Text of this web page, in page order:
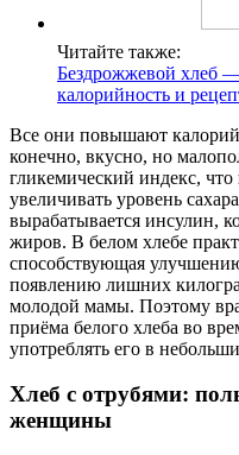
Читайте также:
Бездрожжевой хлеб
калорийность и
Все они повышают
конечно, вкусно, но
гликемический индекс,
увеличивать уровень
вырабатывается инсулин,
жиров. В белом хлебе
способствующая
появлению лишних
молодой мамы. Поэтому
приёма белого хлеба во
употреблять его в
Хлеб с отрубями:
женщины